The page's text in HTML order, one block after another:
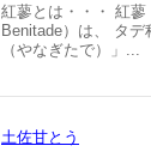
紅蓼とは・・・ 紅蓼
Benitade）は、 タ
（やなぎたで）」...
土佐甘とう